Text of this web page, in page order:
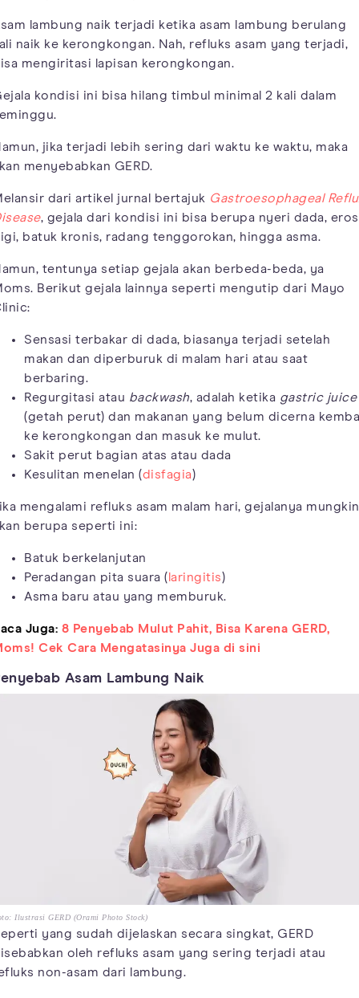
lambung naik terjadi ketika asam lambung berulang
naik ke kerongkongan. Nah, refluks asam yang terjadi,
mengiritasi lapisan kerongkongan.
kondisi ini bisa hilang timbul minimal 2 kali dalam
jika terjadi lebih sering dari waktu ke waktu, maka
menyebabkan GERD.
dari artikel jurnal bertajuk Gastroesophageal
, gejala dari kondisi ini bisa berupa nyeri dada,
batuk kronis, radang tenggorokan, hingga asma.
tentunya setiap gejala akan berbeda-beda, ya
Berikut gejala lainnya seperti mengutip dari Mayo
Sensasi terbakar di dada, biasanya terjadi setelah
makan dan diperburuk di malam hari atau saat
berbaring.
Regurgitasi atau backwash, adalah ketika gastric juice
(getah perut) dan makanan yang belum dicerna
ke kerongkongan dan masuk ke mulut.
Sakit perut bagian atas atau dada
Kesulitan menelan (disfagia)
mengalami refluks asam malam hari, gejalanya mungkin
berupa seperti ini:
Batuk berkelanjutan
Peradangan pita suara ( laringitis)
Asma baru atau yang memburuk.
Juga: 8 Penyebab Mulut Pahit, Bisa Karena GERD,
Cek Cara Mengatasinya Juga di sini
Asam Lambung Naik
Ilustrasi GERD (Orami Photo Stock)
yang sudah dijelaskan secara singkat, GERD
oleh refluks asam yang sering terjadi atau
non-asam dari lambung.